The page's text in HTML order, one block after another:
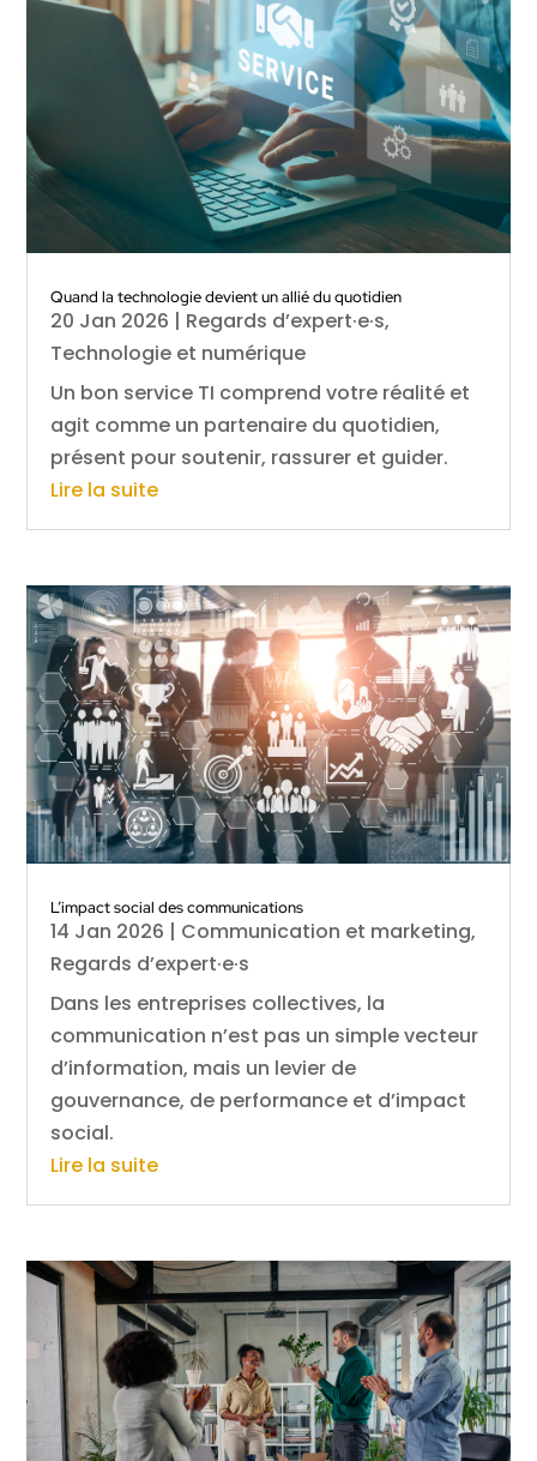
Quand la technologie devient un allié du quotidien
20 Jan 2026 | Regards d’expert·e·s,
Technologie et numérique
Un bon service TI comprend votre réalité et
agit comme un partenaire du quotidien,
présent pour soutenir, rassurer et guider.
Lire la suite
L’impact social des communications
14 Jan 2026 | Communication et marketing,
Regards d’expert·e·s
Dans les entreprises collectives, la
communication n’est pas un simple vecteur
d’information, mais un levier de
gouvernance, de performance et d’impact
social.
Lire la suite